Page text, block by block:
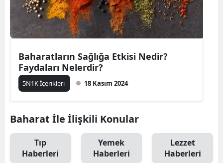
Baharatların Sağlığa Etkisi Nedir?
Faydaları Nelerdir?
5N1K İçerikleri 18 Kasım 2024
Baharat İle İlişkili Konular
Tıp
Haberleri
Yemek
Haberleri
Lezzet
Haberleri